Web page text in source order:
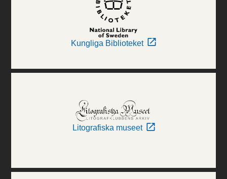
Kungliga Biblioteket
Litografiska museet